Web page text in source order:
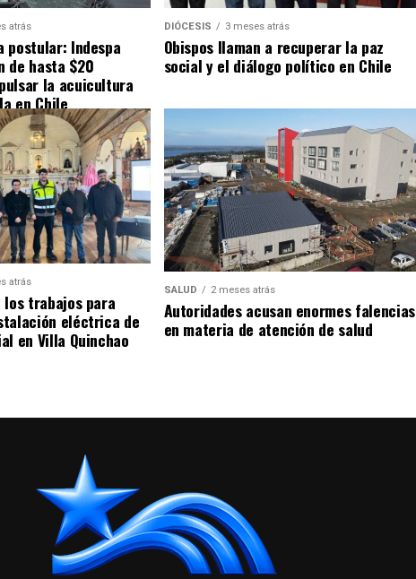
atrás
postular: Indespa
de hasta $20
la acuicultura
en Chile
DIÓCESIS 3 meses atrás
Obispos llaman a recuperar la paz
social y el diálogo político en Chile
atrás
los trabajos para
eléctrica de
en Villa Quinchao
SALUD 2 meses atrás
Autoridades acusan enormes falencias
en materia de atención de salud